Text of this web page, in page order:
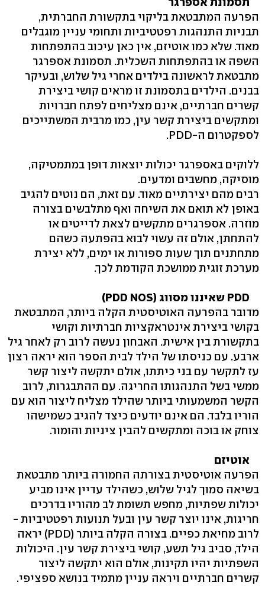
הפרעה המתבטאת בליקוי בתקשורת החברתית,
תבניות התנהגות רפטטיביות ותחומי עניין מוגבלים
מאוד. שלא כמו אוטיזם, אין כאן עיכוב בהתפתחות
השפה או בהתפתחות השכלית. תסמונת אספרגר
מתבטאת לראשונה בילדים אחרי גיל שלוש, ובעיקר
בבנים. הילדים בתסמונת זו מראים קושי ביצירת
קשרים חברתיים, אינם מצליחים לפתח חברויות
ומתקשים ביצירת קשר עין, כמו מרבית המשתייכים
לספקטרום ה-PDD.
ללוקים באספרגר יכולות יוצאות דופן במתמטיקה,
מוסיקה, מחשבים ומדעים.
רבים מהם יצירתיים מאוד. עם זאת, הם נוטים להגיב
באופן לא תואם את השיחה ואף מתלבשים בצורה
מוזרה. אספרגרים מתקשים לצאת לדייטים או
להתחתן, אולם זה עשוי לבוא בהפתעה כשהם
מתחתנים תוך שעות ספורות או ימים, ללא יצירת
מערכת זוגית ממושכת הקודמת לכך.
PDD שאיננו מסווג (PDD NOS)
מדובר בהפרעה האוטיסטית הקלה ביותר, המתבטאת
בקושי ביצירת אינטראקציות חברתיות וקושי
בתקשורת בין אישית. האבחון נעשה לרוב רק לאחר גיל
ארבע. עם כניסתו של הילד לבית הספר הוא יראה רצון
עז לתקשר עם בני כיתתו, אולם יתקשה ליצור קשר
ממשי בשל התנהגותו החריגה. עם ההתבגרות, לרוב
הקשר המשמעותי ביותר שהילד מצליח ליצור הוא עם
הוריו בלבד. הם אינם יודעים כיצד להגיב כשמישהו
צוחק או בוכה ומתקשים להבין ציניות והומור.
אוטיזם
הפרעה אוטיסטית בצורתה החמורה ביותר מתבטאת
בשיאה סמוך לגיל שלוש, כשהילד עדיין אינו מביע
יכולות שפתיות, מחפש תשומת לב מהוריו בדרכים
חריגות, אינו יוצר קשר עין ובעל תנועות רפטטיביות -
לרוב מחיאת כפיים. בצורה הקלה ביותר (PDD) יראה
הילד, סביב גיל תשע, קושי ביצירת קשר עין. היכולות
השפתיות יהיו תקינות, אולם הוא יתקשה ליצור
קשרים חברתיים ויראה עניין מתמיד בנושא ספציפי.